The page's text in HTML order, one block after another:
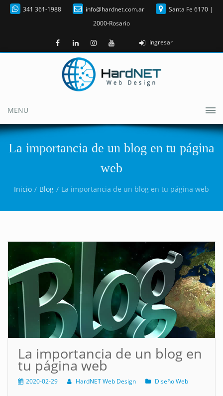
341 361-1988 info@hardnet.com.ar
Santa Fe 6170 |
2000-Rosario
Ingresar
MENU
La importancia de un blog en tu página
web
Inicio Blog La importancia de un blog en tu página web
La importancia de un blog en
tu página web
2020-02-29 HardNET Web Design Diseño Web